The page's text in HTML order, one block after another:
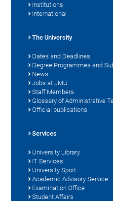
Institutions
International
The University
Dates and Deadlines
Degree Programmes and
News
Jobs at JMU
Staff Members
Glossary of Administrative
Official publications
Services
University Library
IT Services
University Sport
Academic Advisory Service
Examination Office
Student Affairs